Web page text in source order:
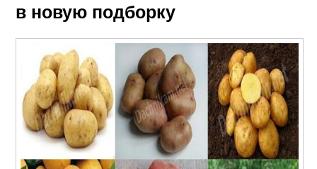
в новую подборку